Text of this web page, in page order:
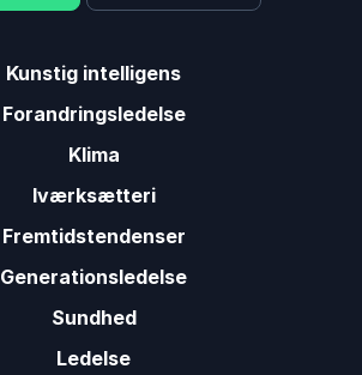
Kunstig intelligens
Forandringsledelse
Klima
Iværksætteri
Fremtidstendenser
Generationsledelse
Sundhed
Ledelse